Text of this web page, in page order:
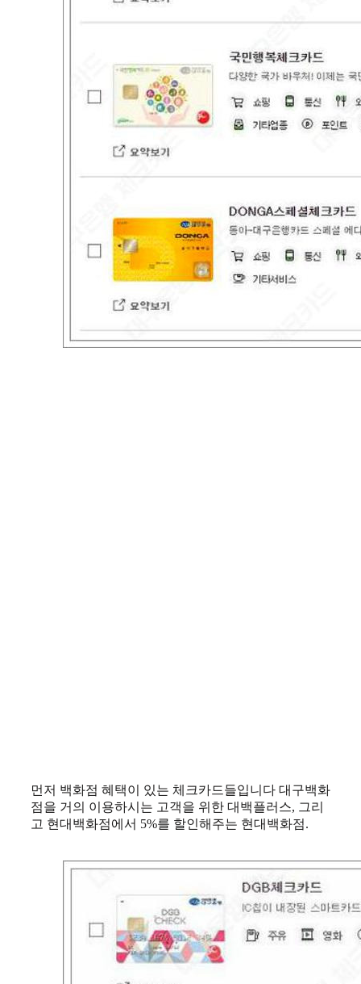
먼저 백화점 혜택이 있는 체크카드들입니다 대구백화
점을 거의 이용하시는 고객을 위한 대백플러스, 그리
고 현대백화점에서 5%를 할인해주는 현대백화점.